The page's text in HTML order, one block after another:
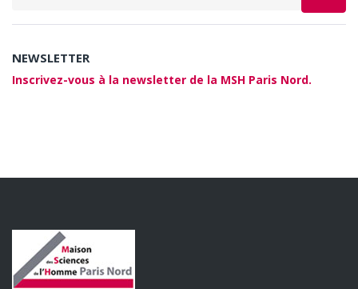
NEWSLETTER
Inscrivez-vous à la newsletter de la MSH Paris Nord.